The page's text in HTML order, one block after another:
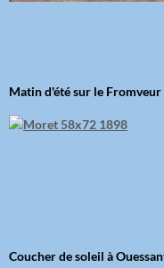
Matin d'été sur le
Coucher de soleil à